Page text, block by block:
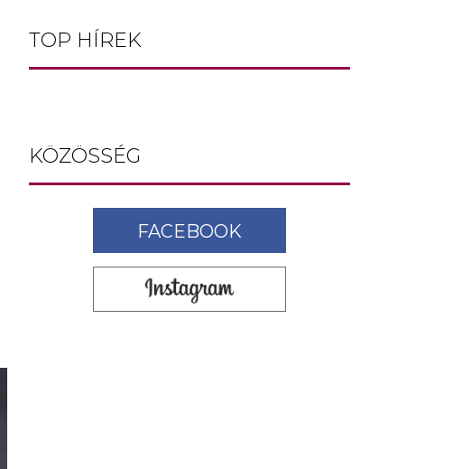
TOP HÍREK
KÖZÖSSÉG
FACEBOOK